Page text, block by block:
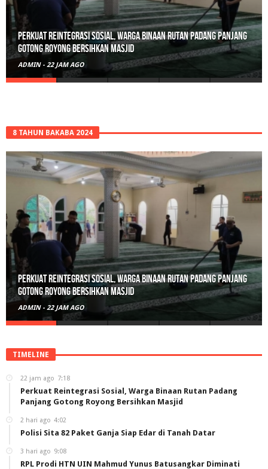
Polisi Sita 82 Paket Ganja Siap Edar di Tanah Datar
ADMIN - 2 HARI AGO
8 TAHUN BAKABA 2024
Polisi Sita 82 Paket Ganja Siap Edar di Tanah Datar
ADMIN - 2 HARI AGO
TIMELINE
22 jam ago 7:18
Perkuat Reintegrasi Sosial, Warga Binaan Rutan Padang
Panjang Gotong Royong Bersihkan Masjid
2 hari ago 4:02
Polisi Sita 82 Paket Ganja Siap Edar di Tanah Datar
3 hari ago 9:08
RPL Prodi HTN UIN Mahmud Yunus Batusangkar Diminati